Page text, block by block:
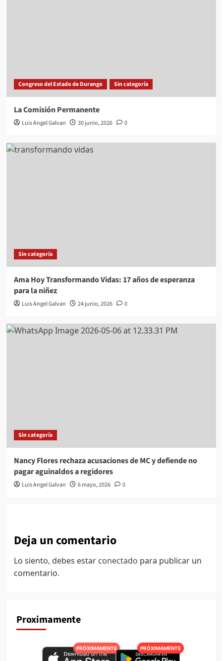
Congreso del Estado de Durango Sin categoría
La Comisión Permanente
Luis Angel Galvan 30 junio, 2026 0
Sin categoría
Ama Hoy Transformando Vidas: 17 años de esperanza
para la niñez
Luis Angel Galvan 24 junio, 2026 0
Sin categoría
Nancy Flores rechaza acusaciones de MC y defiende no
pagar aguinaldos a regidores
Luis Angel Galvan 6 mayo, 2026 0
Deja un comentario
Lo siento, debes estar conectado para publicar un
comentario.
Proximamente
PRÓXIMAMENTE PRÓXIMAMENTE